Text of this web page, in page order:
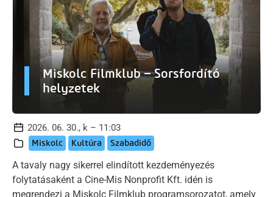
Miskolc Filmklub – Sorsfordító
helyzetek
2026. 06. 30., k – 11:03
Miskolc Kultúra Szabadidő
A tavaly nagy sikerrel elindított kezdeményezés
folytatásaként a Cine-Mis Nonprofit Kft. idén is
megrendezi a Miskolc Filmklub programsorozatot, amely